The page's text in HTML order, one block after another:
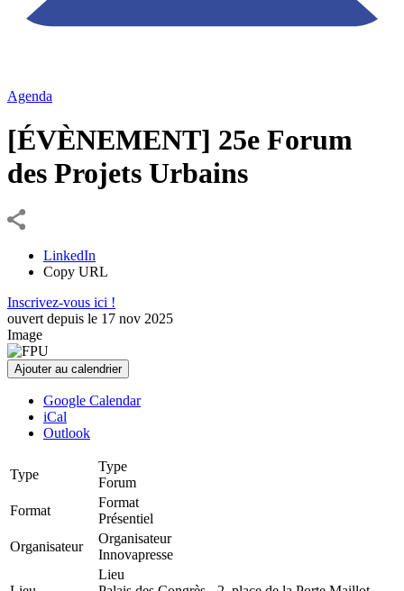
Agenda
[ÉVÈNEMENT] 25e Forum
des Projets Urbains
LinkedIn
Copy URL
Inscrivez-vous ici !
ouvert depuis le 17 nov 2025
Image
Ajouter au calendrier
Google Calendar
iCal
Outlook
Type
Type
Forum
Format
Format
Présentiel
Organisateur
Organisateur
Innovapresse
Lieu